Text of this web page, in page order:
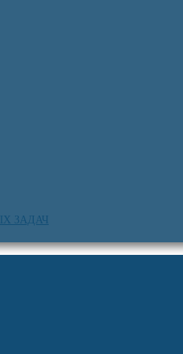
ЗАДАЧ